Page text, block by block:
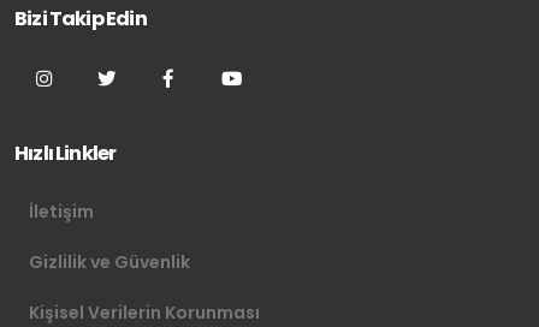
Bizi Takip Edin
Hızlı Linkler
İletişim
Gizlilik ve Güvenlik
Kişisel Verilerin Korunması